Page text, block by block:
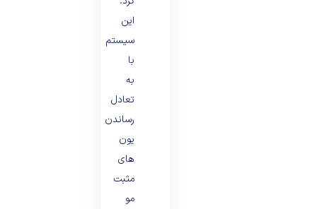
این
سیستم
با
به
تعادل
رساندن
یون
های
مثبت
مو